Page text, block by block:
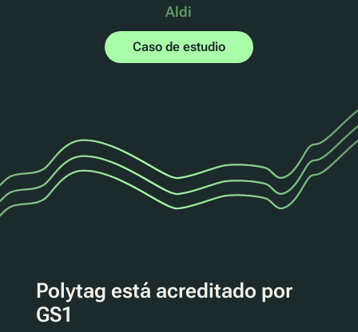
Aldi
Caso de estudio
Polytag está acreditado por
GS1